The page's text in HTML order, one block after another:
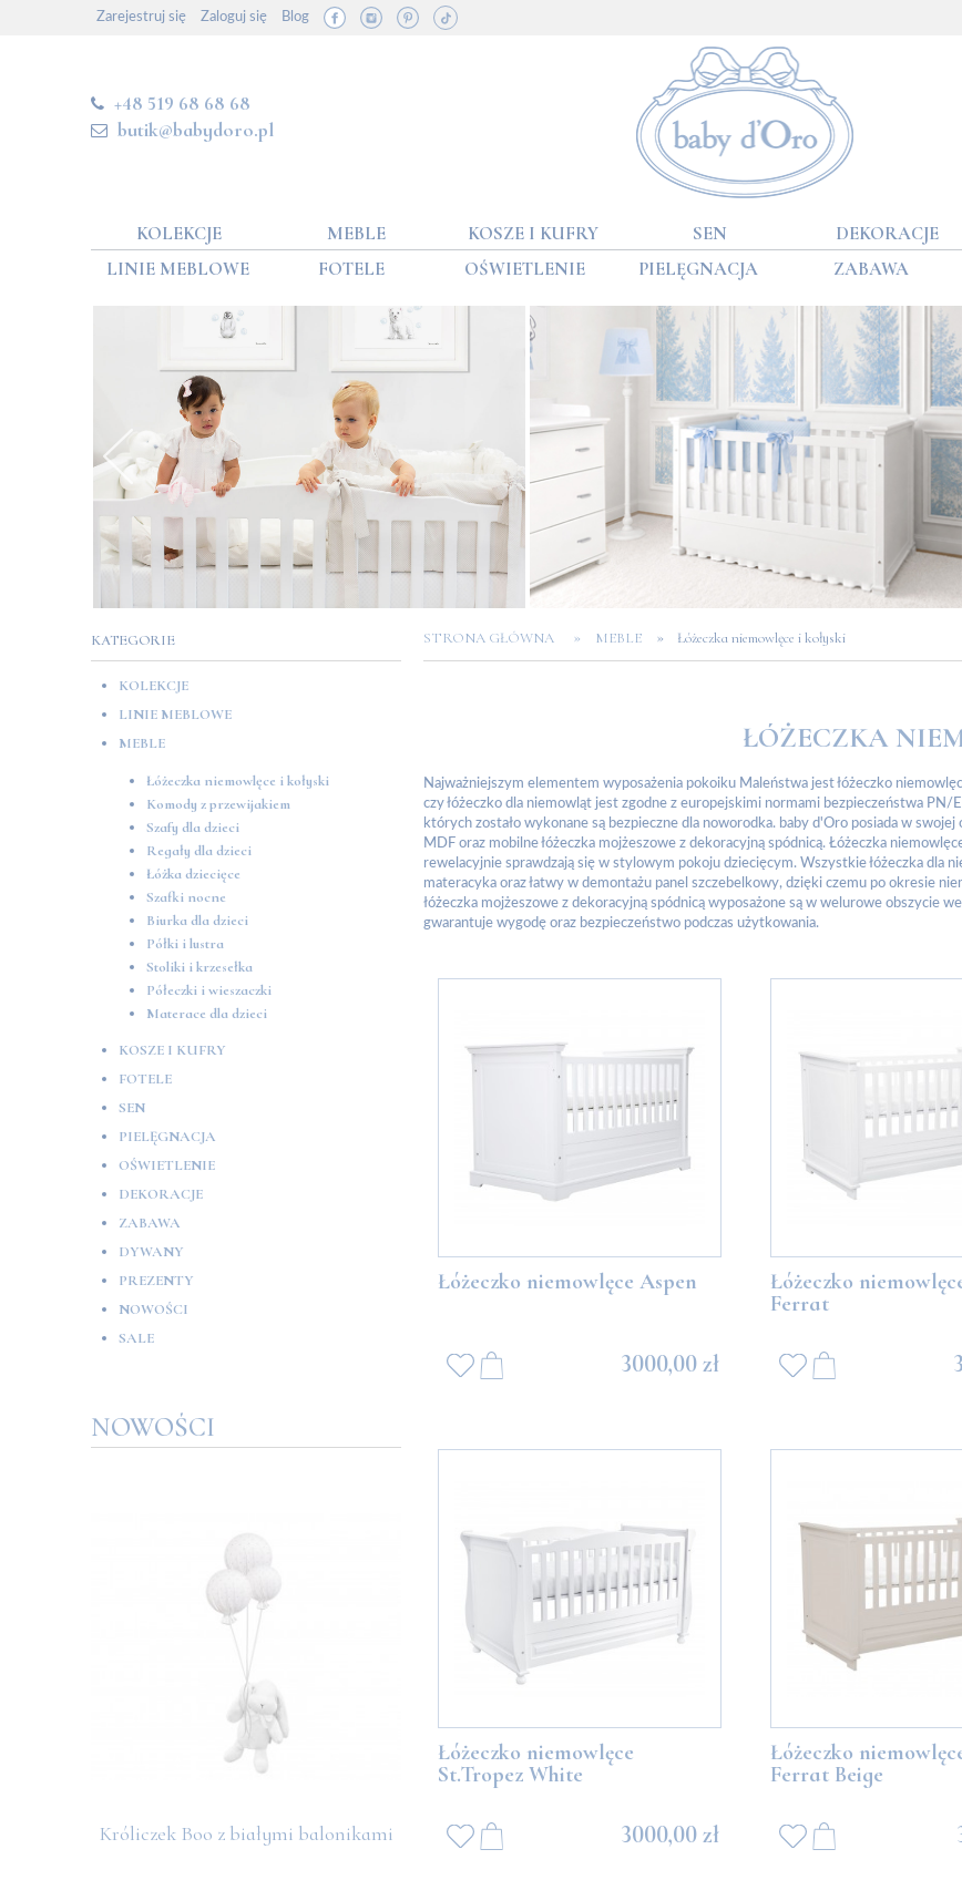
Zarejestruj się Zaloguj się Blog
+48 519 68 68 68
butik@babydoro.pl
KOLEKCJE MEBLE KOSZE I KUFRY SEN DEKORACJE
LINIE MEBLOWE
FOTELE OŚWIETLENIE PIELĘGNACJA ZABAWA
KATEGORIE
KOLEKCJE
LINIE MEBLOWE
MEBLE
Łóżeczka niemowlęce i kołyski
Komody z przewijakiem
Szafy dla dzieci
Regały dla dzieci
Łóżka dziecięce
Szafki nocne
Biurka dla dzieci
Półki i lustra
Stoliki i krzesełka
Półeczki i wieszaczki
Materace dla dzieci
KOSZE I KUFRY
FOTELE
SEN
PIELĘGNACJA
OŚWIETLENIE
DEKORACJE
ZABAWA
DYWANY
PREZENTY
NOWOŚCI
SALE
NOWOŚCI
Króliczek Boo z białymi balonikami Miś Boo z białymi balonikami Miś Boo z szarymi
STRONA GŁÓWNA » MEBLE » Łóżeczka niemowlęce i kołyski
ŁÓŻECZKA
Najważniejszym elementem wyposażenia pokoiku Maleństwa jest łóżeczko
czy łóżeczko dla niemowląt jest zgodne z europejskimi normami bezpieczeństwa
których zostało wykonane są bezpieczne dla noworodka. baby d'Oro posiada w
MDF oraz mobilne łóżeczka mojżeszowe z dekoracyjną spódnicą. Łóżeczka
rewelacyjnie sprawdzają się w stylowym pokoju dziecięcym. Wszystkie łóżeczka dla
materacyka oraz łatwy w demontażu panel szczebelkowy, dzięki czemu po okresie
łóżeczka mojżeszowe z dekoracyjną spódnicą wyposażone są w welurowe obszycie
gwarantuje wygodę oraz bezpieczeństwo podczas użytkowania.
Łóżeczko niemowlęce Aspen
3000,00 zł
Łóżeczko
Ferrat
Łóżeczko niemowlęce
St.Tropez White
3000,00 zł
Łóżeczko
Ferrat Beige